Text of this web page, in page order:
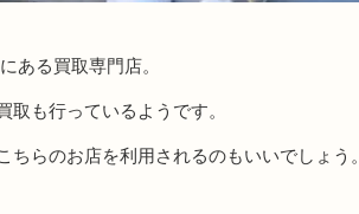
ある買取専門店。
も行っているようです。
らのお店を利用されるのもいいでしょう。